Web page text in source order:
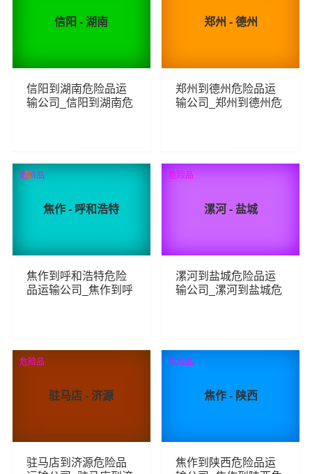
信阳 - 湖南
信阳到湖南危险品运
输公司_信阳到湖南危
81 查看详细
郑州 - 德州
郑州到德州危险品运
输公司_郑州到德州危
58 查看详细
焦作 - 呼和浩特
焦作到呼和浩特危险
品运输公司_焦作到呼
110 查看详细
危险品
荐
漯河 - 盐城
漯河到盐城危险品运
输公司_漯河到盐城危
80 查看详细
危险品
驻马店 - 济源
驻马店到济源危险品
危险品
焦作 - 陕西
焦作到陕西危险品运
危险品